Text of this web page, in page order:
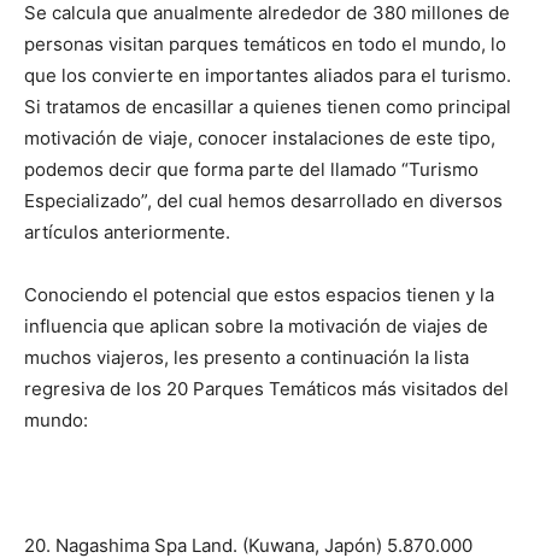
Se calcula que anualmente alrededor de 380 millones de
personas visitan parques temáticos en todo el mundo, lo
que los convierte en importantes aliados para el turismo.
Si tratamos de encasillar a quienes tienen como principal
motivación de viaje, conocer instalaciones de este tipo,
podemos decir que forma parte del llamado “Turismo
Especializado”, del cual hemos desarrollado en diversos
artículos anteriormente.
Conociendo el potencial que estos espacios tienen y la
influencia que aplican sobre la motivación de viajes de
muchos viajeros, les presento a continuación la lista
regresiva de los 20 Parques Temáticos más visitados del
mundo:
20. Nagashima Spa Land. (Kuwana, Japón) 5.870.000